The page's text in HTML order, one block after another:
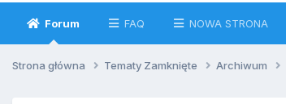
Forum FAQ NOWA STRONA
Strona główna Tematy Zamknięte Archiwum